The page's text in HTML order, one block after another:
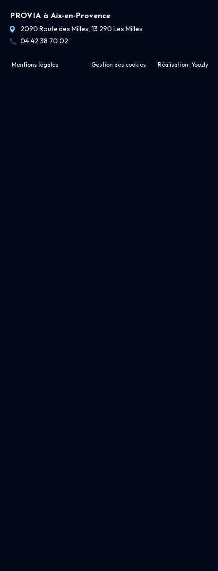
PROVIA à Aix-en-Provence
2090 Route des Milles, 13 290 Les Milles
04 42 38 70 02
Mentions légales Gestion des cookies Réalisation: Yoozly